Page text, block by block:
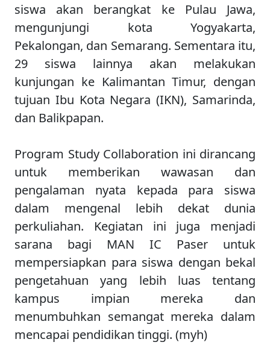
siswa akan berangkat ke Pulau Jawa,
mengunjungi kota Yogyakarta,
Pekalongan, dan Semarang. Sementara itu,
29 siswa lainnya akan melakukan
kunjungan ke Kalimantan Timur, dengan
tujuan Ibu Kota Negara (IKN), Samarinda,
dan Balikpapan.
Program Study Collaboration ini dirancang
untuk memberikan wawasan dan
pengalaman nyata kepada para siswa
dalam mengenal lebih dekat dunia
perkuliahan. Kegiatan ini juga menjadi
sarana bagi MAN IC Paser untuk
mempersiapkan para siswa dengan bekal
pengetahuan yang lebih luas tentang
kampus impian mereka dan
menumbuhkan semangat mereka dalam
mencapai pendidikan tinggi. (myh)